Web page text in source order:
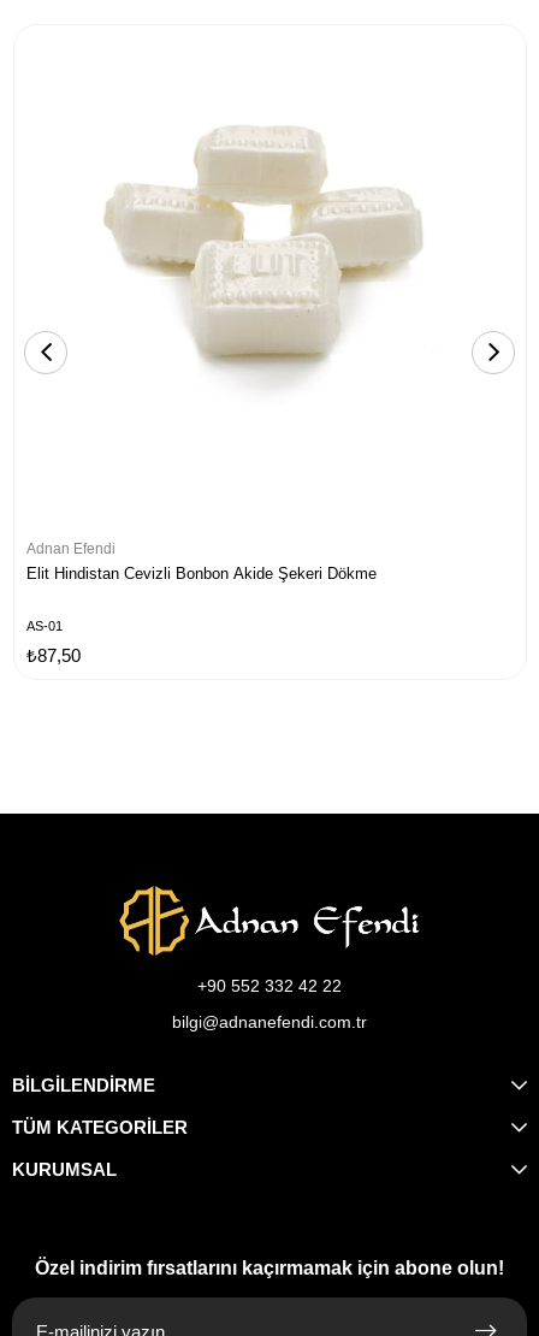
Adnan Efendi
Elit Hindistan Cevizli Bonbon Akide Şekeri Dökme
AS-01
₺87,50
+90 552 332 42 22
bilgi@adnanefendi.com.tr
BİLGİLENDİRME
TÜM KATEGORİLER
KURUMSAL
Özel indirim fırsatlarını kaçırmamak için abone olun!